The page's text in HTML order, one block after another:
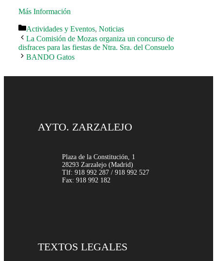
Más Información
Categorías
Actividades y Eventos, Noticias
La Comisión de Mozas organiza un concurso de
disfraces para las fiestas de Ntra. Sra. del Consuelo
BANDO Gatos
AYTO. ZARZALEJO
Plaza de la Constitución, 1
28293 Zarzalejo (Madrid)
Tlf: 918 992 287 / 918 992 527
Fax: 918 992 182
TEXTOS LEGALES